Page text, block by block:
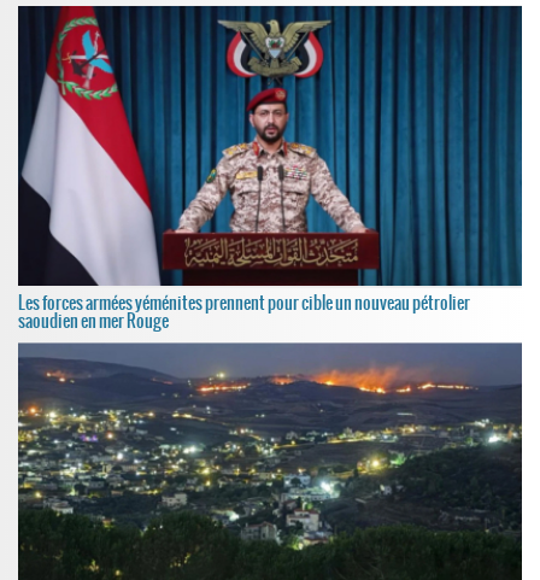
Les forces armées yéménites prennent pour cible un nouveau pétrolier
saoudien en mer Rouge